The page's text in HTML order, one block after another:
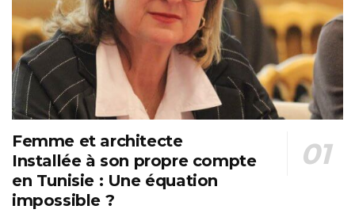
Femme et architecte
Installée à son propre compte
en Tunisie : Une équation
impossible ?